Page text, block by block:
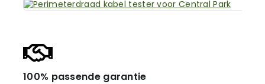
100% passende garantie